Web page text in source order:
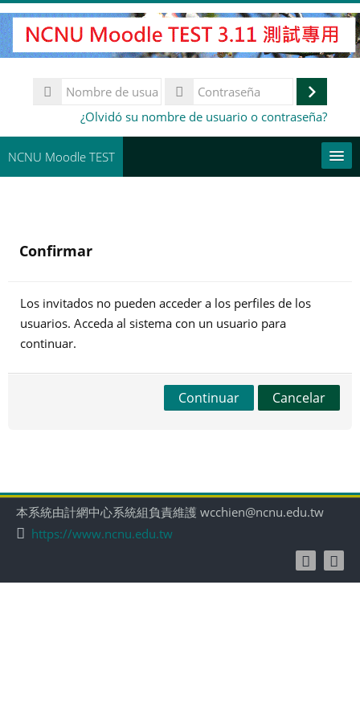
Salta
al
contenido
Nombre
de
Contraseña¿Olvidó su nombre de usuario o contraseña?
NCNU Moodle TEST
Confirmar
Los invitados no pueden acceder a los perfiles de los
usuarios. Acceda al sistema con un usuario para
continuar.
Continuar Cancelar
本系統由計網中心系統組負責維護 wcchien@ncnu.edu.tw
https://www.ncnu.edu.tw